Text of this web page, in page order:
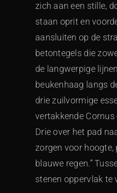
zich aan een stille,
staan oprit en
aansluiten op de
betontegels die
de langwerpige
beukenhaag langs
drie zuilvormige
vertakkende Cornus
Drie over het pad
zorgen voor
blauwe regen.”
stenen oppervlak te